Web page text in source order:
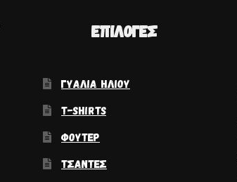
ΕΠΙΛΟΓΈΣ
ΓΥΑΛΙΆ ΗΛΊΟΥ
T-SHIRTS
ΦΟΎΤΕΡ
ΤΣΆΝΤΕΣ